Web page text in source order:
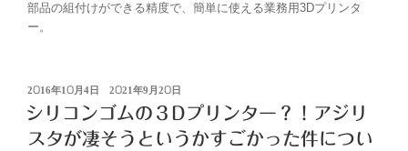
部品の組付けができる精度で、簡単に使える業務用3Dプリンタ
ー。
投
稿
日:
2016年10月4日 2021年9月20日
シリコンゴムの３Dプリンター？！アジリ
スタが凄そうというかすごかった件につい